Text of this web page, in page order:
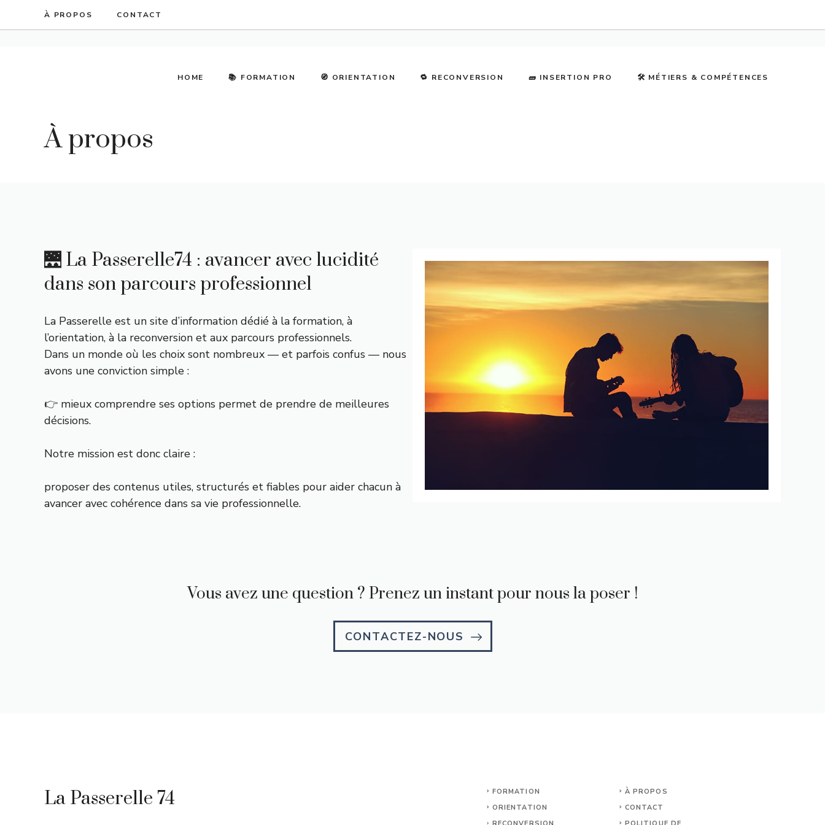
À PROPOS CONTACT
HOME 📚 FORMATION 🧭 ORIENTATION 🔁 RECONVERSION 🧱 INSERTION PRO 🛠️ MÉTIERS & COMPÉTENCES
À propos
🌉 La Passerelle74 : avancer avec lucidité
dans son parcours professionnel
La Passerelle est un site d’information dédié à la formation, à
l’orientation, à la reconversion et aux parcours professionnels.
Dans un monde où les choix sont nombreux — et parfois confus — nous
avons une conviction simple :
👉 mieux comprendre ses options permet de prendre de meilleures
décisions.
Notre mission est donc claire :
proposer des contenus utiles, structurés et fiables pour aider chacun à
avancer avec cohérence dans sa vie professionnelle.
Vous avez une question ? Prenez un instant pour nous la poser !
CONTACTEZ-NOUS
La Passerelle 74
FORMATION
ORIENTATION
À PROPOS
CONTACT